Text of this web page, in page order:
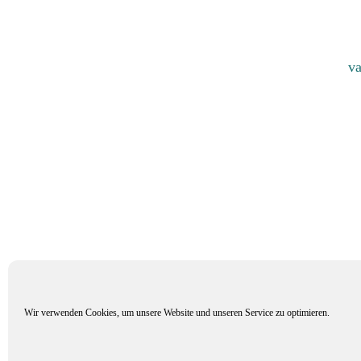
Wir verwenden Cookies, um unsere Website und unseren Service zu optimieren.
Mitglied im Verband